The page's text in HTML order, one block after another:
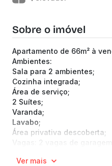
Sobre o imóvel
Apartamento de 66m² à
Ambientes:
Sala para 2 ambientes;
Cozinha integrada;
Área de serviço;
2 Suítes;
Varanda;
Lavabo;
Área privativa descoberta;
Vagas: 2 vagas de
Vias de acesso para
Ver mais